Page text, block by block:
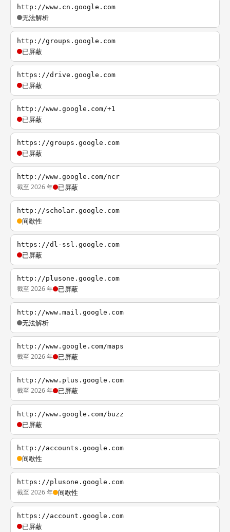
http://www.cn.google.com
无法解析
http://groups.google.com
已屏蔽
https://drive.google.com
已屏蔽
http://www.google.com/+1
已屏蔽
https://groups.google.com
已屏蔽
http://www.google.com/ncr
截至 2026 年 已屏蔽
http://scholar.google.com
间歇性
https://dl-ssl.google.com
已屏蔽
http://plusone.google.com
截至 2026 年 已屏蔽
http://www.mail.google.com
无法解析
http://www.google.com/maps
截至 2026 年 已屏蔽
http://www.plus.google.com
截至 2026 年 已屏蔽
http://www.google.com/buzz
已屏蔽
http://accounts.google.com
间歇性
https://plusone.google.com
截至 2026 年 间歇性
https://account.google.com
已屏蔽